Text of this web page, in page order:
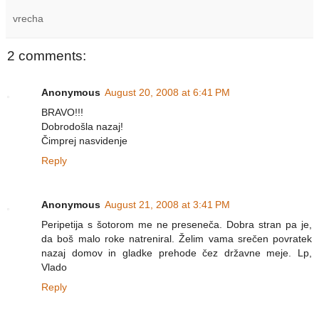
vrecha
2 comments:
Anonymous August 20, 2008 at 6:41 PM
BRAVO!!!
Dobrodošla nazaj!
Čimprej nasvidenje
Reply
Anonymous August 21, 2008 at 3:41 PM
Peripetija s šotorom me ne preseneča. Dobra stran pa je,
da boš malo roke natreniral. Želim vama srečen povratek
nazaj domov in gladke prehode čez državne meje. Lp,
Vlado
Reply